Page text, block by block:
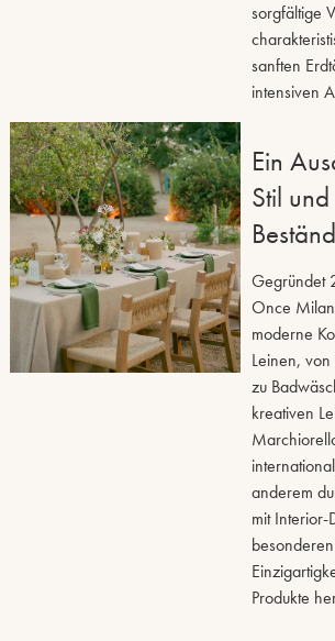
sorgfältige
sanften
intensiven
Ein
Stil und
Gegründet
Once
moderne
Leinen, von
zu
kreativen
anderem
mit Interior-
Produkte